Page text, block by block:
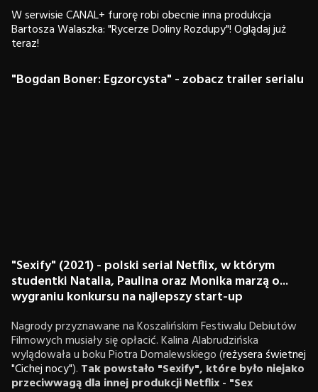
W serwisie CANAL+ furorę robi obecnie inna produkcja
Bartosza Walaszka: "Rycerze Doliny Rozdupy"! Oglądaj już
teraz!
"Bogdan Boner: Egzorcysta" - zobacz trailer serialu
"Sexify" (2021) - polski serial Netflix, w którym
studentki Natalia, Paulina oraz Monika marzą o...
wygraniu konkursu na najlepszy start-up
Nagrody przyznawane na Koszalińskim Festiwalu Debiutów
Filmowych musiały się opłacić. Kalina Alabrudzińska
wylądowała u boku Piotra Domalewskiego (reżysera świetnej
"Cichej nocy"). Tak powstało "Sexify", które było niejako
przeciwwagą dla innej produkcji Netflix - "Sex